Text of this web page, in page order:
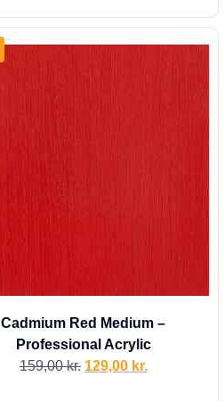
Cadmium Red Medium –
Professional Acrylic
159,00kr. 129,00 kr.